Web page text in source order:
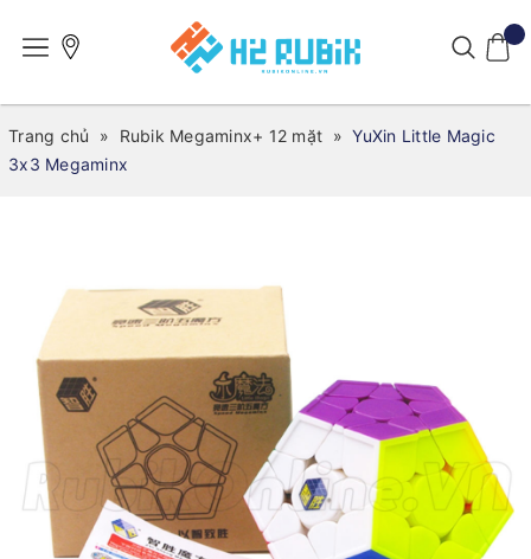
Trang chủ » Rubik Megaminx+ 12 mặt » YuXin Little Magic
3x3 Megaminx